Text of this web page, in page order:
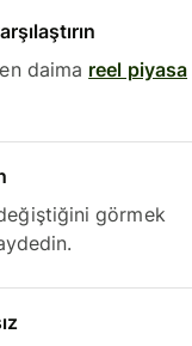
daima reel piyasa
görmek